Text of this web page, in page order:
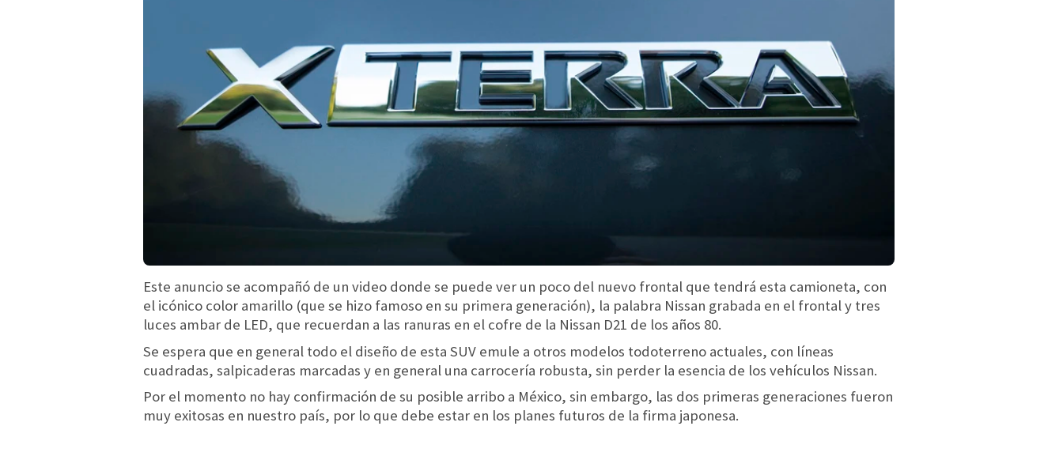
Este anuncio se acompañó de un video donde se puede ver un poco del nuevo frontal que tendrá esta camioneta, con
el icónico color amarillo (que se hizo famoso en su primera generación), la palabra Nissan grabada en el frontal y tres
luces ambar de LED, que recuerdan a las ranuras en el cofre de la Nissan D21 de los años 80.
Se espera que en general todo el diseño de esta SUV emule a otros modelos todoterreno actuales, con líneas
cuadradas, salpicaderas marcadas y en general una carrocería robusta, sin perder la esencia de los vehículos Nissan.
Por el momento no hay confirmación de su posible arribo a México, sin embargo, las dos primeras generaciones fueron
muy exitosas en nuestro país, por lo que debe estar en los planes futuros de la firma japonesa.